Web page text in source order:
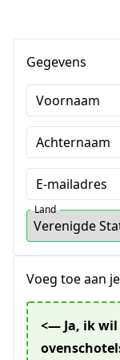
Gegevens
Voornaam
Achternaam
E-mailadres
Land
Voeg toe aan
<— Ja, ik